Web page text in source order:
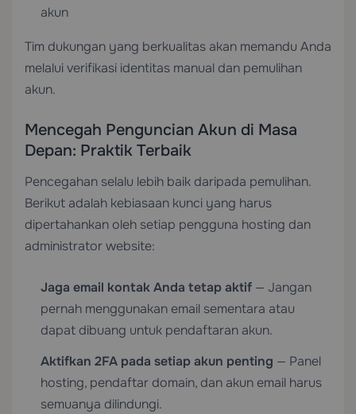
akun
Tim dukungan yang berkualitas akan memandu Anda
melalui verifikasi identitas manual dan pemulihan
akun.
Mencegah Penguncian Akun di Masa
Depan: Praktik Terbaik
Pencegahan selalu lebih baik daripada pemulihan.
Berikut adalah kebiasaan kunci yang harus
dipertahankan oleh setiap pengguna hosting dan
administrator website:
Jaga email kontak Anda tetap aktif — Jangan
pernah menggunakan email sementara atau
dapat dibuang untuk pendaftaran akun.
Aktifkan 2FA pada setiap akun penting — Panel
hosting, pendaftar domain, dan akun email harus
semuanya dilindungi.